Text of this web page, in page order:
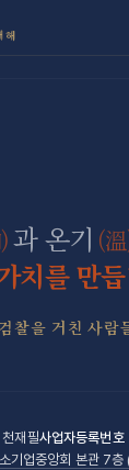
해
과 온기 (
치를 만
찰을 거친 사람
재필사업자등록번호
기업중앙회 본관 7층